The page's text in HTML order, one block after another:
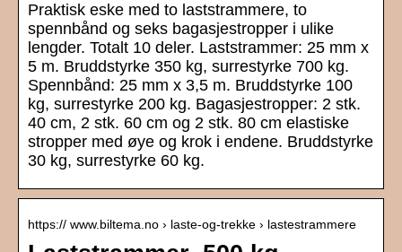
Praktisk eske med to laststrammere, to
spennbånd og seks bagasjestropper i ulike
lengder. Totalt 10 deler. Laststrammer: 25 mm x
5 m. Bruddstyrke 350 kg, surrestyrke 700 kg.
Spennbånd: 25 mm x 3,5 m. Bruddstyrke 100
kg, surrestyrke 200 kg. Bagasjestropper: 2 stk.
40 cm, 2 stk. 60 cm og 2 stk. 80 cm elastiske
stropper med øye og krok i endene. Bruddstyrke
30 kg, surrestyrke 60 kg.
https:// www.biltema.no › laste-og-trekke › lastestrammere